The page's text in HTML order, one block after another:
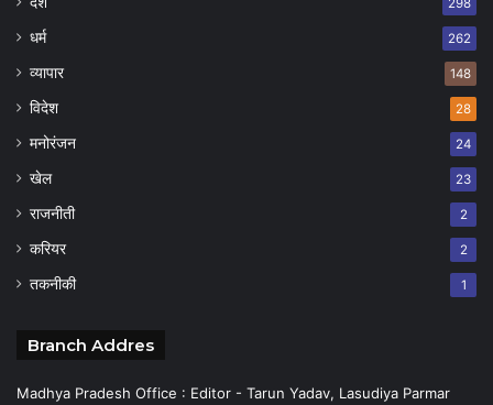
298
धर्म 262
व्यापार 148
विदेश 28
मनोरंजन 24
खेल 23
राजनीती 2
करियर 2
तकनीकी 1
Branch Addres
Madhya Pradesh Office : Editor - Tarun Yadav, Lasudiya Parmar